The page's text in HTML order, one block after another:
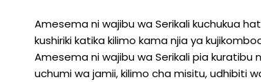
Amesema ni wajibu wa Serikali kuchukua
kushiriki katika kilimo kama njia ya
Amesema ni wajibu wa Serikali pia
uchumi wa jamii, kilimo cha misitu, udhibiti